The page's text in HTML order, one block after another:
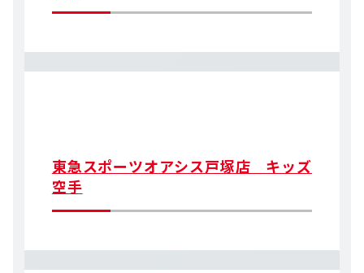
東急スポーツオアシス戸塚店 キッズ
空手